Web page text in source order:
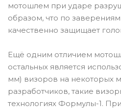
мотошлем при ударе
образом, что по
качественно защищает
Ещё одним отличием
остальных является
мм) визоров на некоторых
разработчиков, такие
технологиях Формулы-1.